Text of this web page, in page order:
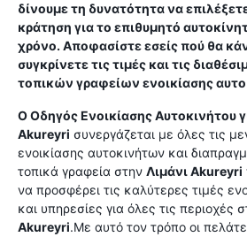
δίνουμε τη δυνατότητα να
κράτηση για το επιθυμητό
χρόνο. Αποφασίστε εσείς πού θα
συγκρίνετε τις τιμές και τις
τοπικών γραφείων ενοικίασης
Ο Οδηγός Ενοικίασης Αυτοκινήτου
Akureyri συνεργάζεται με όλες τις
ενοικίασης αυτοκινήτων και
τοπικά γραφεία στην Λιμάνι Akureyri
να προσφέρει τις καλύτερες τιμές
και υπηρεσίες για όλες τις περιοχές
Akureyri.Με αυτό τον τρόπο οι